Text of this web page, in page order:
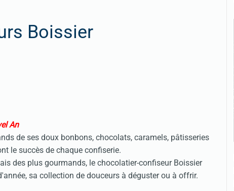
Boissier
An
de ses doux bonbons, chocolats, caramels, pâtisseries
le succès de chaque confiserie.
des plus gourmands, le chocolatier-confiseur Boissier
sa collection de douceurs à déguster ou à offrir.